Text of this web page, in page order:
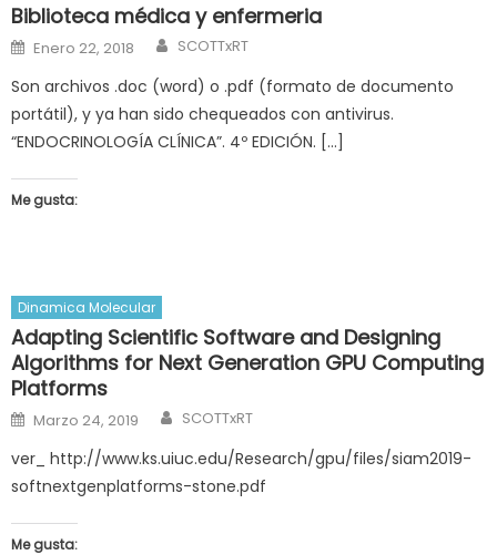
Biblioteca médica y enfermeria
Posted
on
Enero 22, 2018 Author
SCOTTxRT
​Son archivos .doc (word) o .pdf (formato de documento
portátil), y ya han sido chequeados con antivirus. ​
“ENDOCRINOLOGÍA CLÍNICA”. 4º EDICIÓN. […]
Me gusta:
Dinamica Molecular
Adapting Scientific Software and Designing
Algorithms for Next Generation GPU Computing
Platforms
Posted
on
Marzo 24, 2019 Author
SCOTTxRT
ver_ http://www.ks.uiuc.edu/Research/gpu/files/siam2019-
softnextgenplatforms-stone.pdf
Me gusta: